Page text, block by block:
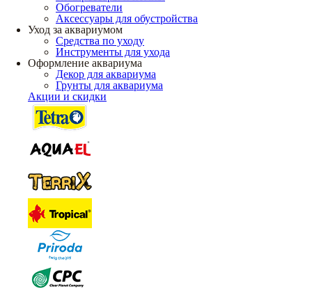
Обогреватели
Аксессуары для обустройства
Уход за аквариумом
Средства по уходу
Инструменты для ухода
Оформление аквариума
Декор для аквариума
Грунты для аквариума
Акции и скидки